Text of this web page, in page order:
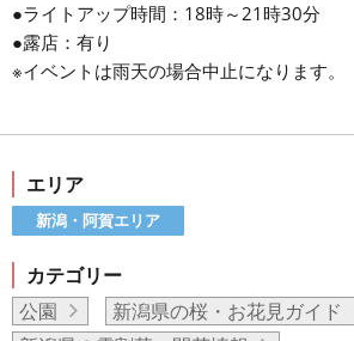
●ライトアップ時間：18時～21時30分
●露店：有り
※イベントは雨天の場合中止になります。
エリア
新潟・阿賀エリア
カテゴリー
公園
新潟県の桜・お花見ガイド